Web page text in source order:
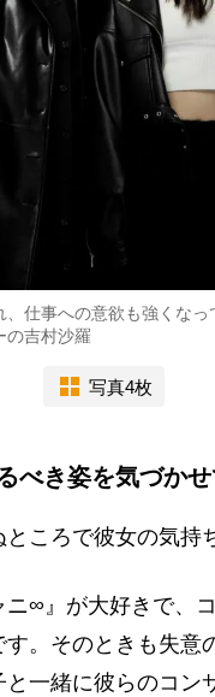
仕事への意欲も強くなっ
の吉村沙羅
写真4枚
べき姿を気づか
ころで彼女の気持
ニ∞』が大好きで、
す。そのときも失意
一緒に彼らのコン